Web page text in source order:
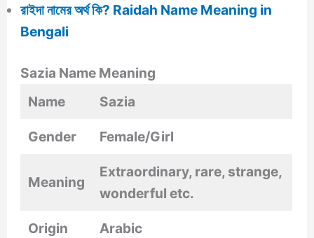
রাইদা নামের অর্থ কি? Raidah Name Meaning in
Bengali
Sazia Name Meaning
Name
Sazia
Gender Female/Girl
Meaning
Extraordinary, rare, strange,
wonderful etc.
Origin Arabic